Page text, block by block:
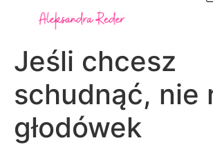
Jeśli chcesz
schudnąć, nie
głodówek